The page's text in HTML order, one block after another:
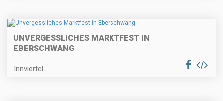
UNVERGESSLICHES MARKTFEST IN
EBERSCHWANG
Innviertel